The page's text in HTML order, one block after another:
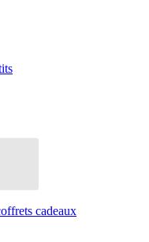
cadeaux